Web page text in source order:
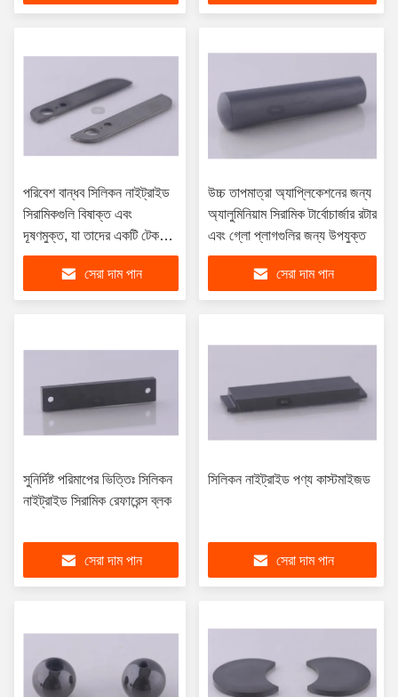
পরিবেশ বান্ধব সিলিকন নাইট্রাইড
সিরামিকগুলি বিষাক্ত এবং
দূষণমুক্ত, যা তাদের একটি টেকসই
এবং পরিবেশ বান্ধব উপাদান করে
সেরা দাম পান
উচ্চ তাপমাত্রা অ্যাপ্লিকেশনের জন্য
অ্যালুমিনিয়াম সিরামিক টার্বোচার্জার রটার
এবং গ্লো প্লাগগুলির জন্য উপযুক্ত
সেরা দাম পান
সুনির্দিষ্ট পরিমাপের ভিত্তিঃ সিলিকন
নাইট্রাইড সিরামিক রেফারেন্স ব্লক
সেরা দাম পান
সিলিকন নাইট্রাইড পণ্য কাস্টমাইজড
সেরা দাম পান